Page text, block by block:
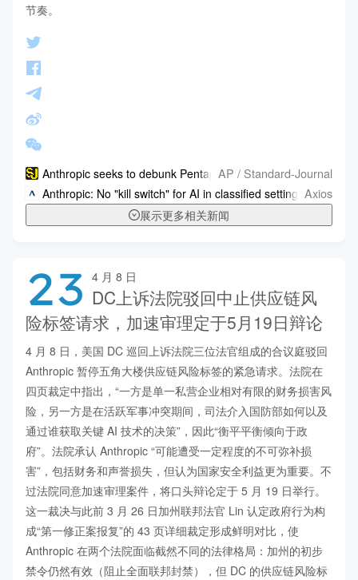
节奏。
Anthropic seeks to debunk Pentagon's claims about its
AP / Standard-Journal
Anthropic: No "kill switch" for AI in classified settings Axios
展示更多相关新闻
23 4 月 8 日
DC上诉法院驳回中止供应链风
险标签请求，加速审理定于5月19日辩论
4 月 8 日，美国 DC 巡回上诉法院三位法官组成的合议庭驳回
Anthropic 暂停五角大楼供应链风险标签的紧急请求。法院在
四页裁定中指出，“一方是单一私营企业相对有限的财务损害风
险，另一方是在活跃军事冲突期间，司法介入国防部如何以及
通过谁获取关键 AI 技术的决策”，因此“衡平平衡倾向于政
府”。法院承认 Anthropic “可能遭受一定程度的不可弥补损
害”，包括财务和声誉损失，但认为国家安全利益更为重要。不
过法院同意加速审理案件，将口头辩论定于 5 月 19 日举行。
这一裁决与此前 3 月 26 日加州联邦法官 Lin 认定政府行为构
成“第一修正案报复”的 43 页详细裁定形成鲜明对比，使
Anthropic 在两个法院面临截然不同的法律格局：加州的初步
禁令仍然有效（阻止全面联邦封禁），但 DC 的供应链风险标